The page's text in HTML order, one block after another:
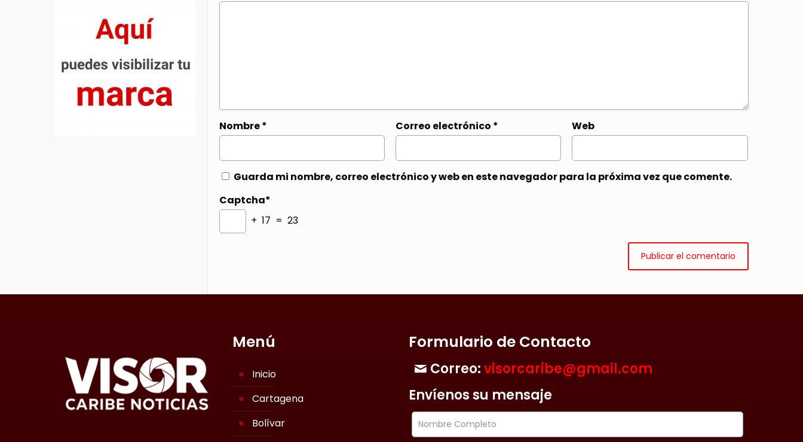
Nombre* Correo electrónico * Web
Guarda mi nombre, correo electrónico y web en este navegador para la próxima vez que comente.
Captcha*
+ 17 = 23
Menú
Inicio
Cartagena
Bolívar
Formulario de Contacto
Correo:visorcaribe@gmail.com
Envíenos su mensaje